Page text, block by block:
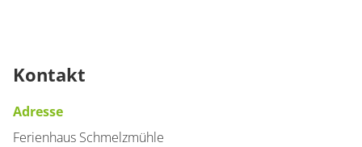
Kontakt
Adresse
Ferienhaus Schmelzmühle